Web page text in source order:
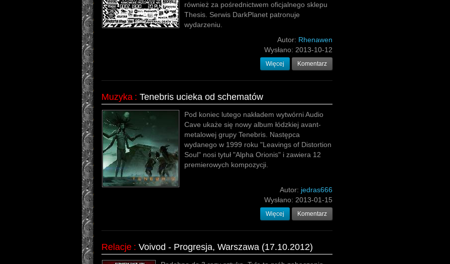
również za pośrednictwem oficjalnego sklepu
Thesis. Serwis DarkPlanet patronuje
wydarzeniu.
Autor: Rhenawen
Wysłano: 2013-10-12
Więcej Komentarz
Muzyka : Tenebris ucieka od schematów
Pod koniec lutego nakładem wytwórni Audio
Cave ukaże się nowy album łódzkiej avant-
metalowej grupy Tenebris. Następca
wydanego w 1999 roku "Leavings of Distortion
Soul" nosi tytuł "Alpha Orionis" i zawiera 12
premierowych kompozycji.
Autor: jedras666
Wysłano: 2013-01-15
Więcej Komentarz
Relacje : Voivod - Progresja, Warszawa (17.10.2012)